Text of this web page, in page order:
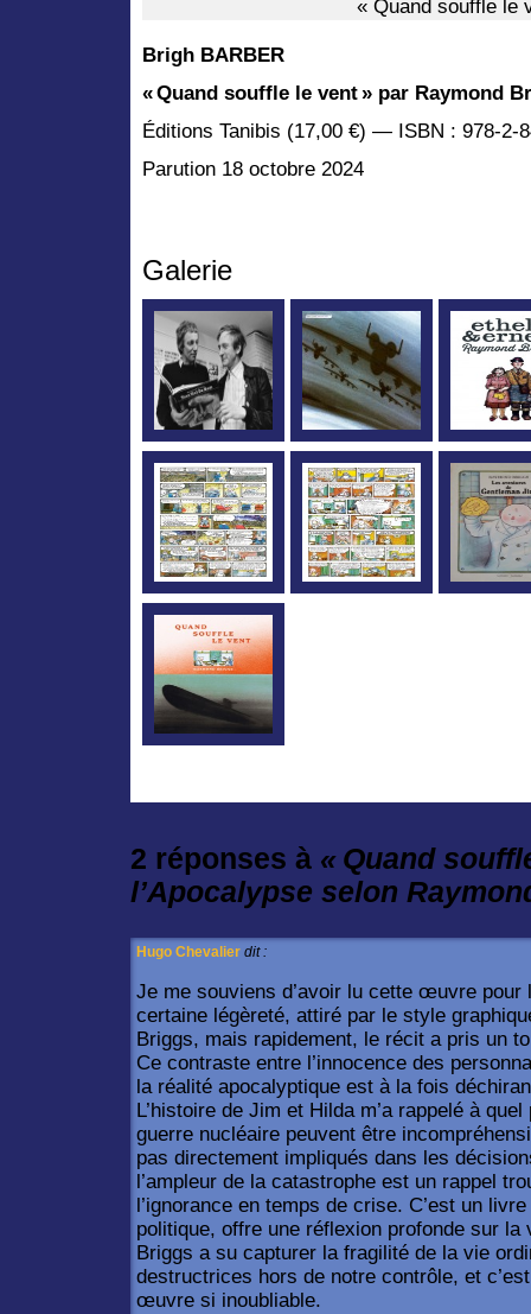
« Quand souffle le
Brigh BARBER
« Quand souffle le vent » par Raymond
Éditions Tanibis (17,00 €) — ISBN : 978-2-
Parution 18 octobre 2024
Galerie
2 réponses à « Quand
l’Apocalypse selon
Hugo Chevalier dit :
Je me souviens d’avoir lu cette œuvre pour
certaine légèreté, attiré par le style
Briggs, mais rapidement, le récit a pris un
Ce contraste entre l’innocence des
la réalité apocalyptique est à la fois
L’histoire de Jim et Hilda m’a rappelé à
guerre nucléaire peuvent être
pas directement impliqués dans les
l’ampleur de la catastrophe est un rappel
l’ignorance en temps de crise. C’est un
politique, offre une réflexion profonde sur la
Briggs a su capturer la fragilité de la vie
destructrices hors de notre contrôle, et
œuvre si inoubliable.